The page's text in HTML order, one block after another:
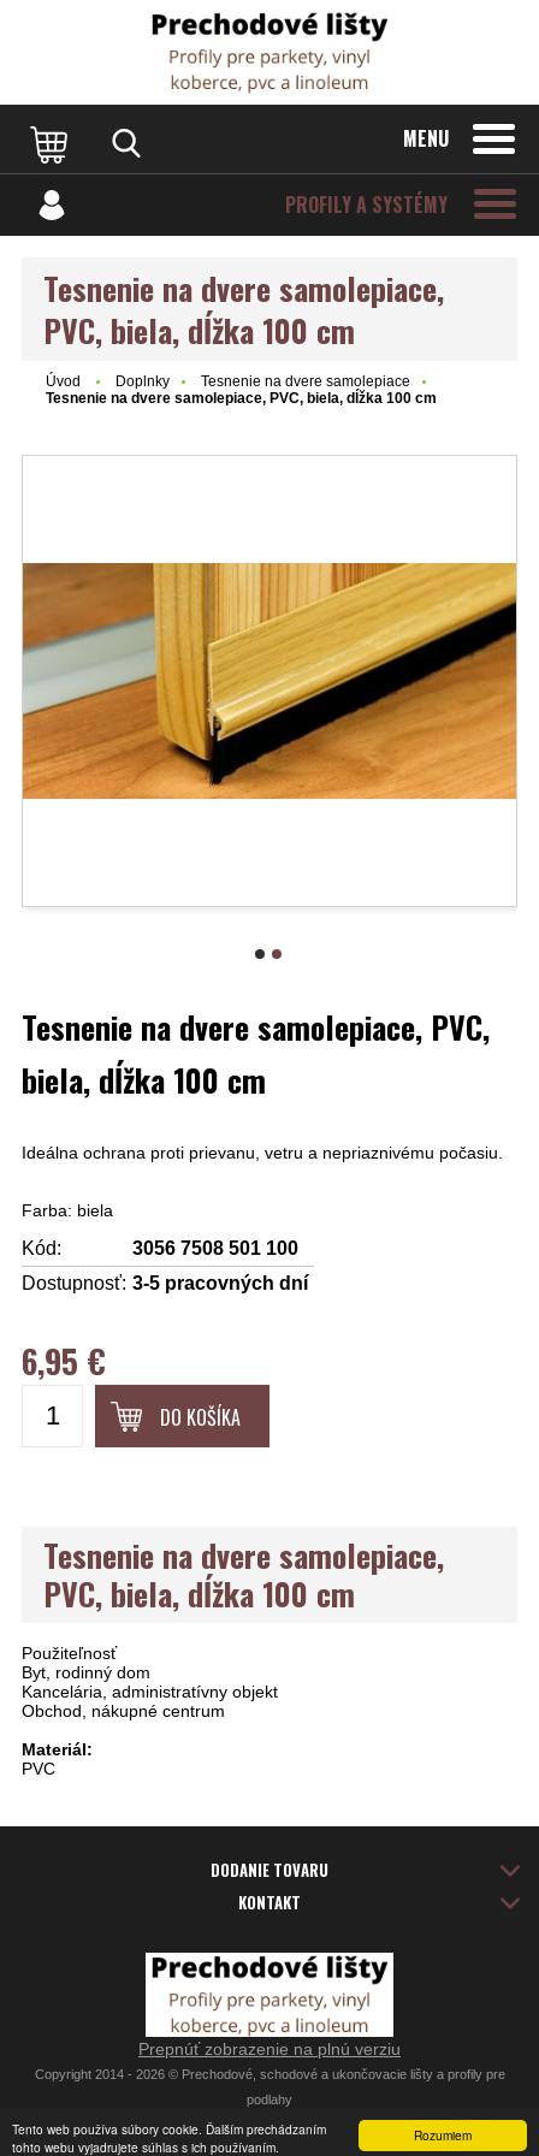
Rozumiem
Tento web používa súbory cookie. Ďalším prechádzaním
tohto webu vyjadrujete súhlas s ich používaním.
MENU
PROFILY A SYSTÉMY
Tesnenie na dvere samolepiace,
PVC, biela, dĺžka 100 cm
Úvod Doplnky
Tesnenie na dvere samolepiace
Tesnenie na dvere samolepiace, PVC, biela, dĺžka 100 cm
Tesnenie na dvere samolepiace, PVC,
biela, dĺžka 100 cm
Ideálna ochrana proti prievanu, vetru a nepriaznivému počasiu.
Farba: biela
Kód:
3056 7508 501 100
Dostupnosť: 3-5 pracovných dní
6,95 €
DO KOŠÍKA
Tesnenie na dvere samolepiace,
PVC, biela, dĺžka 100 cm
Použiteľnosť
Byt, rodinný dom
Kancelária, administratívny objekt
Obchod, nákupné centrum
Materiál:
PVC
DODANIE TOVARU
KONTAKT
Prepnúť zobrazenie na plnú verziu
Copyright 2014 - 2026 © Prechodové, schodové a ukončovacie lišty a profily pre
podlahy
Tvorba eshopov - Atomer.sk
Dvere Podlahy